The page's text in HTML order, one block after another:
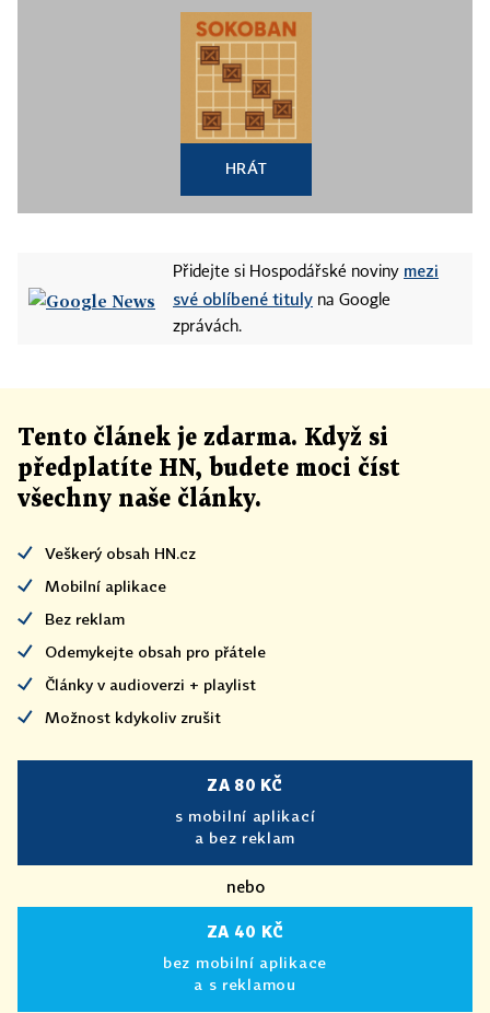
HRÁT
Přidejte si Hospodářské noviny mezi
své oblíbené tituly na Google
zprávách.
Tento článek je zdarma. Když si
předplatíte HN, budete moci číst
všechny naše články.
Veškerý obsah HN.cz
Mobilní aplikace
Bez reklam
Odemykejte obsah pro přátele
Články v audioverzi + playlist
Možnost kdykoliv zrušit
ZA 80 KČ
s mobilní aplikací
a bez reklam
nebo
ZA 40 KČ
bez mobilní aplikace
a s reklamou